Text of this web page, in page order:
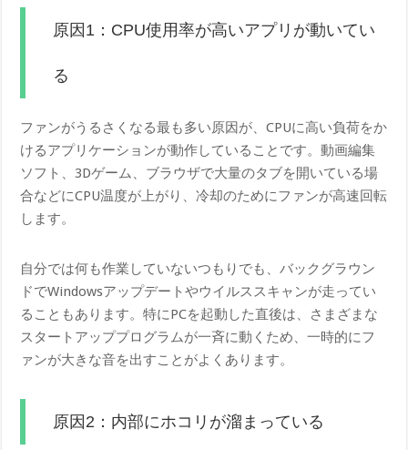
原因1：CPU使用率が高いアプリが動いてい
る
ファンがうるさくなる最も多い原因が、CPUに高い負荷をか
けるアプリケーションが動作していることです。動画編集
ソフト、3Dゲーム、ブラウザで大量のタブを開いている場
合などにCPU温度が上がり、冷却のためにファンが高速回転
します。
自分では何も作業していないつもりでも、バックグラウン
ドでWindowsアップデートやウイルススキャンが走ってい
ることもあります。特にPCを起動した直後は、さまざまな
スタートアッププログラムが一斉に動くため、一時的にフ
ァンが大きな音を出すことがよくあります。
原因2：内部にホコリが溜まっている